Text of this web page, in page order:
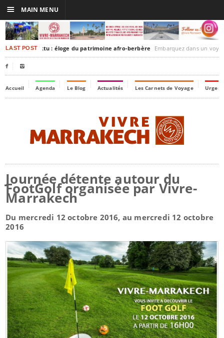
LAST POST
Timbuktu : éloge du patrimoine afro-berbère Embarquez dans un voyage culturel dans le
 
Accueil Agenda Le Blog Actualités Les Carnets de Voyage
Journée détente autour du
FootGolf organisée par Vivre-
Marrakech
Du mercredi 12 octobre 2016, au mercredi 12 octobre
2016
☰ MAIN MENU